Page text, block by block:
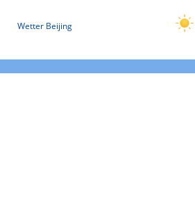
Wetter Beijing